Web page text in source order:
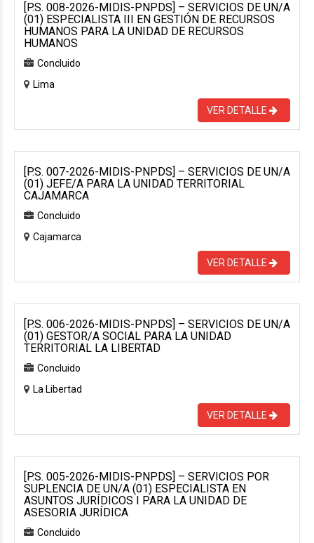
[P.S. 008-2026-MIDIS-PNPDS] – SERVICIOS DE UN/A
(01) ESPECIALISTA III EN GESTIÓN DE RECURSOS
HUMANOS PARA LA UNIDAD DE RECURSOS
HUMANOS
Concluido
Lima
VER DETALLE
[P.S. 007-2026-MIDIS-PNPDS] – SERVICIOS DE UN/A
(01) JEFE/A PARA LA UNIDAD TERRITORIAL
CAJAMARCA
Concluido
Cajamarca
VER DETALLE
[P.S. 006-2026-MIDIS-PNPDS] – SERVICIOS DE UN/A
(01) GESTOR/A SOCIAL PARA LA UNIDAD
TERRITORIAL LA LIBERTAD
Concluido
La Libertad
VER DETALLE
[P.S. 005-2026-MIDIS-PNPDS] – SERVICIOS POR
SUPLENCIA DE UN/A (01) ESPECIALISTA EN
ASUNTOS JURÍDICOS I PARA LA UNIDAD DE
ASESORIA JURÍDICA
Concluido